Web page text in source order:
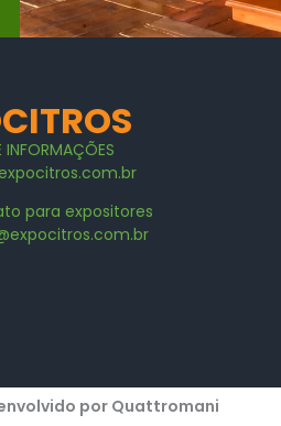
INFORMAÇÕES
para expositores
por Quattromani